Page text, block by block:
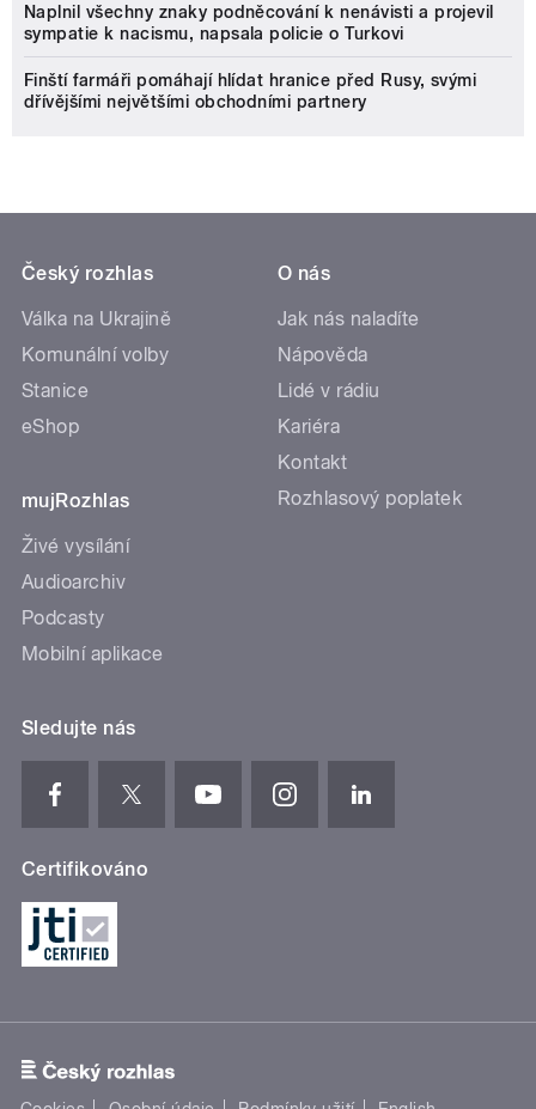
Naplnil všechny znaky podněcování k nenávisti a projevil
sympatie k nacismu, napsala policie o Turkovi
Finští farmáři pomáhají hlídat hranice před Rusy, svými
dřívějšími největšími obchodními partnery
Český rozhlas
Válka na Ukrajině
Komunální volby
Stanice
eShop
mujRozhlas
Živé vysílání
Audioarchiv
Podcasty
Mobilní aplikace
O nás
Jak nás naladíte
Nápověda
Lidé v rádiu
Kariéra
Kontakt
Rozhlasový poplatek
Sledujte nás
Certifikováno